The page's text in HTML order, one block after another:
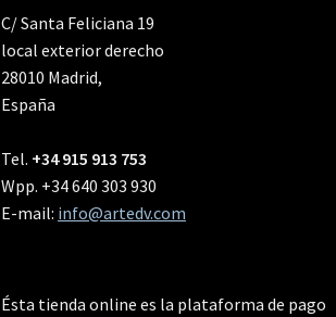
C/ Santa Feliciana 19
local exterior derecho
28010 Madrid,
España
Tel. +34 915 913 753
Wpp. +34 640 303 930
E-mail: info@artedv.com
Ésta tienda online es la plataforma de pago